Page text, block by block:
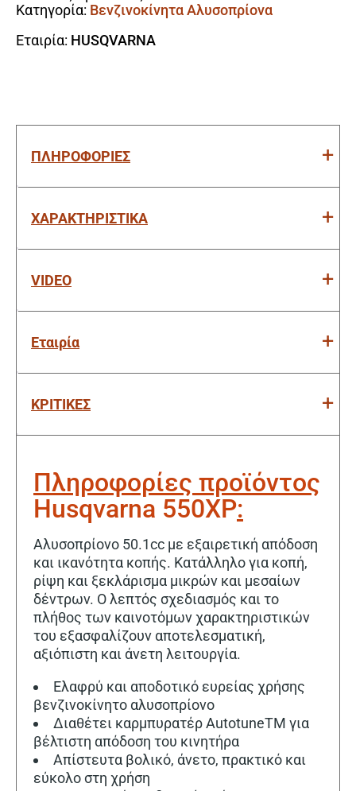
Κατηγορία: Βενζινοκίνητα Αλυσοπρίονα
Εταιρία: HUSQVARNA
ΠΛΗΡΟΦΟΡΙΕΣ
ΧΑΡΑΚΤΗΡΙΣΤΙΚΑ
VIDEO
Εταιρία
ΚΡΙΤΙΚΕΣ
Πληροφορίες προϊόντος
Husqvarna 550XP:
Αλυσοπρίονο 50.1cc με εξαιρετική απόδοση
και ικανότητα κοπής. Κατάλληλο για κοπή,
ρίψη και ξεκλάρισμα μικρών και μεσαίων
δέντρων. Ο λεπτός σχεδιασμός και το
πλήθος των καινοτόμων χαρακτηριστικών
του εξασφαλίζουν αποτελεσματική,
αξιόπιστη και άνετη λειτουργία.
Ελαφρύ και αποδοτικό ευρείας χρήσης
βενζινοκίνητο αλυσοπρίονο
Διαθέτει καρμπυρατέρ AutotuneΤΜ για
βέλτιστη απόδοση του κινητήρα
Απίστευτα βολικό, άνετο, πρακτικό και
εύκολο στη χρήση